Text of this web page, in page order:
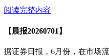
阅读完整内容
【晨报20260701】
据证券日报，6月份，在市场